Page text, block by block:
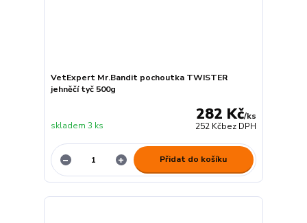
VetExpert Mr.Bandit pochoutka TWISTER
jehněčí tyč 500g
282 Kč/ks
252 Kčbez DPH
skladem 3 ks
Přidat do košíku